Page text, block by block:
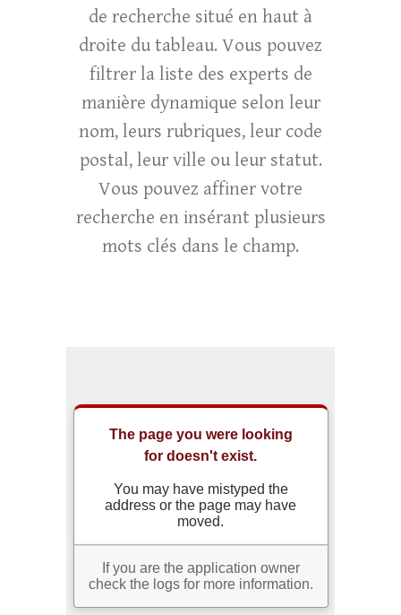
de recherche situé en haut à
droite du tableau. Vous pouvez
filtrer la liste des experts de
manière dynamique selon leur
nom, leurs rubriques, leur code
postal, leur ville ou leur statut.
Vous pouvez affiner votre
recherche en insérant plusieurs
mots clés dans le champ.